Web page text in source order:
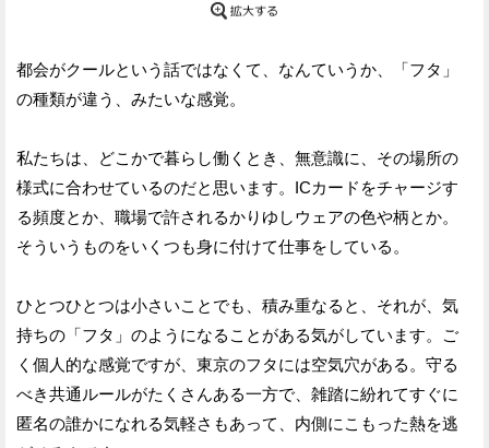
都会がクールという話ではなくて、なんていうか、「フタ」
の種類が違う、みたいな感覚。
私たちは、どこかで暮らし働くとき、無意識に、その場所の
様式に合わせているのだと思います。ICカードをチャージす
る頻度とか、職場で許されるかりゆしウェアの色や柄とか。
そういうものをいくつも身に付けて仕事をしている。
ひとつひとつは小さいことでも、積み重なると、それが、気
持ちの「フタ」のようになることがある気がしています。ご
く個人的な感覚ですが、東京のフタには空気穴がある。守る
べき共通ルールがたくさんある一方で、雑踏に紛れてすぐに
匿名の誰かになれる気軽さもあって、内側にこもった熱を逃